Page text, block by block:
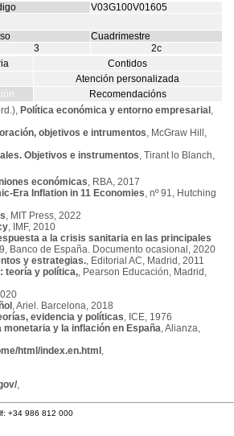
V03G100V01605
Cuadrimestre
3
2c
Contidos
Atención personalizada
Recomendacións
Política económica y entorno empresarial ,
objetivos e intrumentos, McGraw Hill,
Objetivos e instrumentos, Tirant lo Blanch,
económicas, RBA, 2017
Era Inflation in 11 Economies, nº 91, Hutching
, MIT Press, 2022
, IMF, 2010
a la crisis sanitaria en las principales
Banco de España. Documento ocasional, 2020
y estrategias., Editorial AC, Madrid, 2011
teoría y política,, Pearson Educación, Madrid,
, Ariel. Barcelona, 2018
evidencia y políticas, ICE, 1976
monetaria y la inflación en España, Alianza,
html/index.en.html ,
,
+34 986 812 000